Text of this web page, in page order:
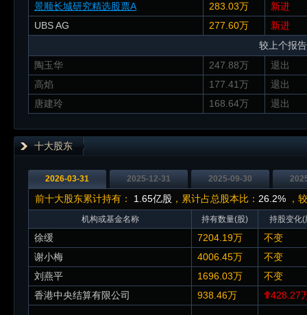
景顺长城研究精选股票A
283.03万
新进
UBS AG
277.60万
新进
较上个报
陶玉华
247.88万
退出
高焰
177.41万
退出
唐建玲
168.64万 退出
十大股东
2026-03-31 2025-12-31 2025-09-30
前十大股东累计持有： 1.65亿股 ，累计占总股本比： 26.2% ，
机构或基金名称 持有数量(股) 持股变化(
徐缓 7204.19万
不变
谢小梅
4006.45万
不变
刘燕平
1696.03万
不变
香港中央结算有限公司
938.46万 428.27